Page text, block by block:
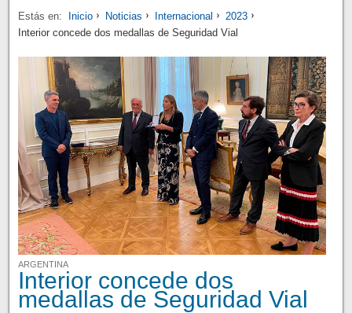
Estás en: Inicio Noticias Internacional
2023
Interior concede dos medallas de Seguridad Vial
ARGENTINA
Interior concede dos
medallas de Seguridad Vial